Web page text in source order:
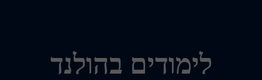
לימודים בהולנד